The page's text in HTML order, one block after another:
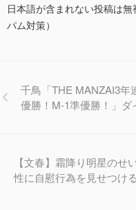
日本語が含まれない投稿は
パム対策）
千鳥「THE MANZAI3年
優勝！M-1準優勝！」
【文春】霜降り明星の
性に自慰行為を見せつけ